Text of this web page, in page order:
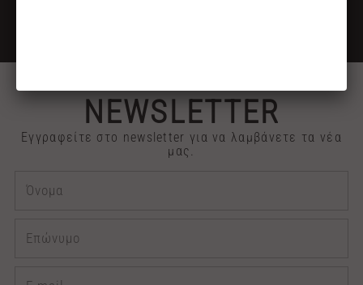
NEWSLETTER
Εγγραφείτε στο newsletter για να λαμβάνετε τα νέα
μας.